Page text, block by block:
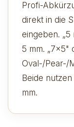
Profi-
direkt in die
eingeben. „5
5 mm. „7x5"
Oval-/Pear-/
Beide
mm.